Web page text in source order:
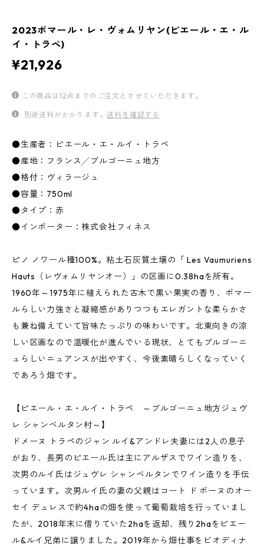
2023ポマール・レ・ヴォムリヤン(ピエール・エ・ル
イ・トラペ)
¥21,926
この商品は12点までのご注文とさせていただきます。
別途送料がかかります。送料を確認する
●生産者：ピエール・エ・ルイ・トラペ
●産地：フランス╱ブルゴーニュ地方
●格付：ヴィラージュ
●容量：750ml
●タイプ：赤
●インポーター：株式会社フィネス
ピノ ノワール種100%。粘土石灰質土壌の「 Les Vaumuriens
Hauts（レヴォムリヤンオー）」の区画に0.38haを所有。
1960年～1975年に植えられた古木で黒い果実の香り、ポマー
ルらしい力強さと凝縮感がありつつもエレガントな柔らかさ
も兼ね備えていて旨味たっぷりの味わいです。北東向きの涼
しい区画なので温暖化が進んでいる現状、とてもブルゴーニ
ュらしいニュアンスが出やすく、今後素晴らしくなっていく
であろう畑です。
【ピエール・エ・ルイ・トラペ ～ブルゴーニュ地方ジュヴ
レ シャンベルタン村～】
ドメーヌ トラペのジャン ルイ&アンドレ夫妻には2人の息子
がおり、長男のピエール氏は主にアルザスでワイン造りを、
次男のルイ氏はジュヴレ シャンベルタンでワイン造りを手伝
っています。次男ルイ氏の妻の父親はコート ド ボーヌのオー
セイ デュレスで約4haの畑を使って葡萄栽培を行っていまし
たが、2018年末に借りていた2haを返却、残り2haをピエー
ル&ルイ兄弟に譲りました。2019年から畑仕事をビオディナ